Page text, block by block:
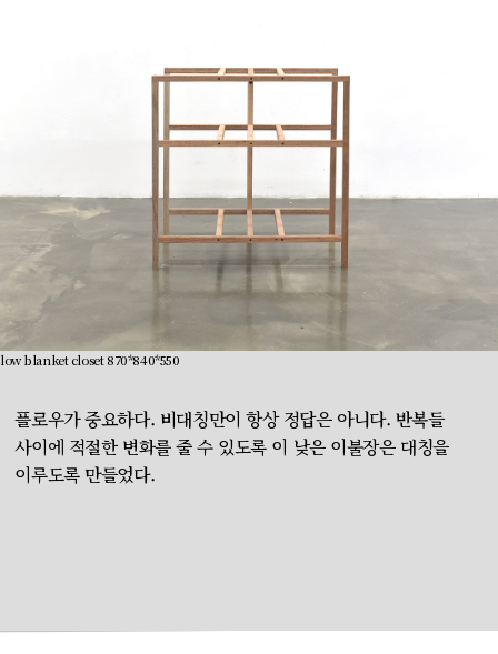
low blanket closet 870*840*550
플로우가 중요하다. 비대칭만이 항상 정답은 아니다. 반복들
사이에 적절한 변화를 줄 수 있도록 이 낮은 이불장은 대칭을
이루도록 만들었다.